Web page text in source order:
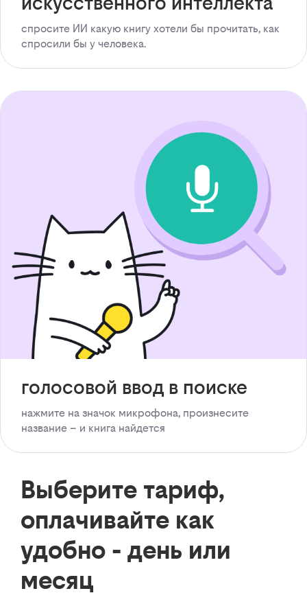
спросите ИИ какую книгу хотели бы прочитать, как
спросили бы у человека.
голосовой ввод в поиске
нажмите на значок микрофона, произнесите
название – и книга найдется
Выберите тариф,
оплачивайте как
удобно - день или
месяц